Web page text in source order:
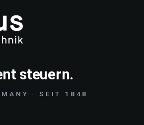
steuern.
· SEIT 1848